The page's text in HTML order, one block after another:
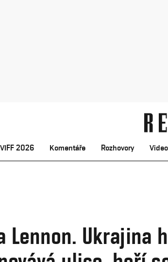
2026 Komentáře Rozhovory Video
Lennon. Ukrajina